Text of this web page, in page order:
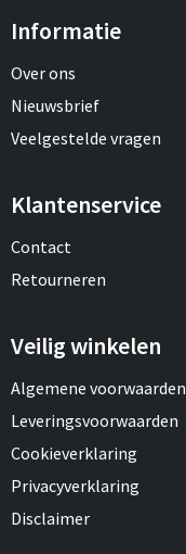
Informatie
Over ons
Nieuwsbrief
Veelgestelde vragen
Klantenservice
Contact
Retourneren
Veilig winkelen
Algemene voorwaarden
Leveringsvoorwaarden
Cookieverklaring
Privacyverklaring
Disclaimer